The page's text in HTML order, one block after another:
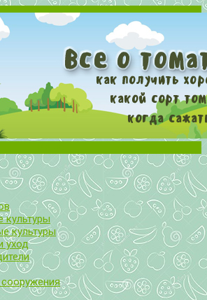
томатов. Сорта и рассада.
томатами
культуры
культуры
уход